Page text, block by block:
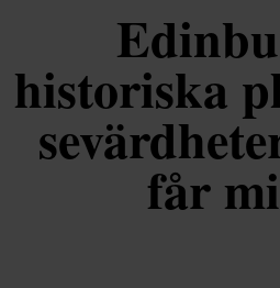
historiska
får